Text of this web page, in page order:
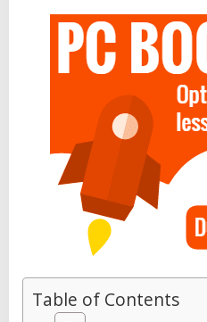
Table of Contents